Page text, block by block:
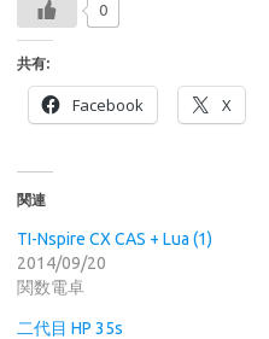
0
共有:
Facebook X
関連
TI-Nspire CX CAS + Lua (1)
2014/09/20
関数電卓
二代目 HP 35s